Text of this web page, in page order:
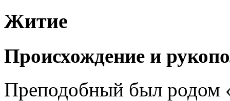
Житие
Происхождение и
Преподобный был родом